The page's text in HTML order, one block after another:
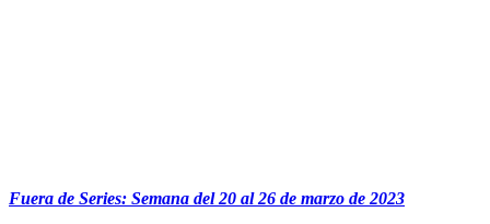
Fuera de Series: Semana del 20 al 26 de marzo de 2023